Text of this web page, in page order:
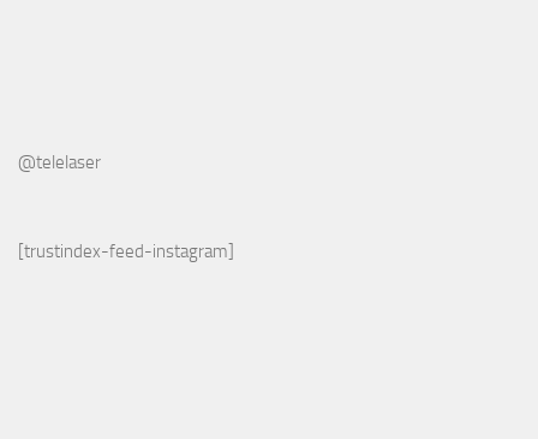
@telelaser
[trustindex-feed-instagram]